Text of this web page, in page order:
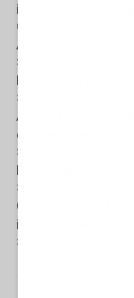
italiani rinuncia a
02 Agosto 2026 16:46
A Ceuta non e'
31 Luglio 2026 19:00
La schiena della
31 Luglio 2026 12:30
Aria di bufera sui
davvero dietro la
31 Luglio 2026 12:30
Le favolette dei
31 Luglio 2026 12:00
Ceuta, 3 punti
ideologiche (di
31 Luglio 2026 12:00